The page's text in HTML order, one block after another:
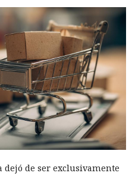
dejó de ser exclusivamente